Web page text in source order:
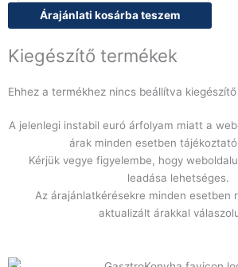
moduláris
forma
Árajánlati kosárba teszem
Kiegészítő termékek
Ehhez a termékhez nincs beállítva
A jelenlegi instabil euró árfolyam miatt a
árak minden esetben
Kérjük vegye figyelembe, hogy
leadása lehetséges.
Az árajánlatkérésekre minden esetben
aktualizált árakkal